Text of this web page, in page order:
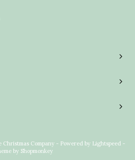
Company - Powered by Lightspeed -
by Shopmonkey